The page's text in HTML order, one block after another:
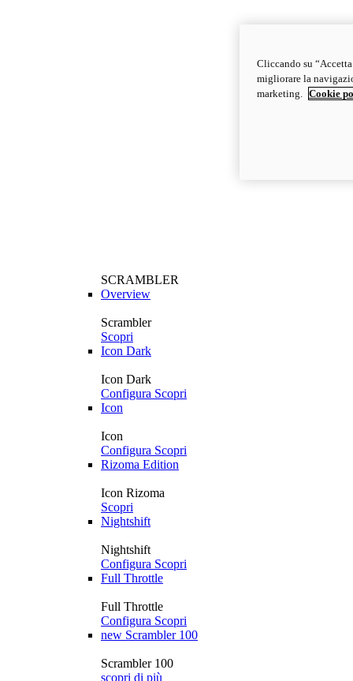
SCRAMBLER
Overview
Scrambler
Scopri
Icon Dark
Icon Dark
Configura Scopri
Icon
Icon
Configura Scopri
Rizoma Edition
Icon Rizoma
Scopri
Nightshift
Nightshift
Configura Scopri
Full Throttle
Full Throttle
Configura Scopri
new Scrambler 100
Scrambler 100
scopri di più
Cliccando su
migliorare la
marketing.
Cookie